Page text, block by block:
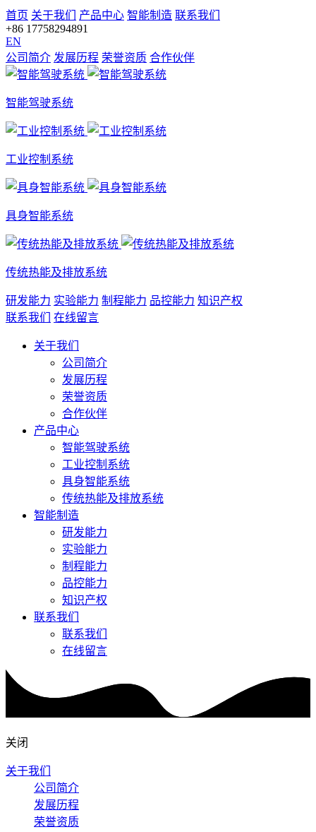
首页 关于我们 产品中心 智能制造 联系我们
+86 17758294891
EN
公司简介 发展历程 荣誉资质 合作伙伴
智能驾驶系统
工业控制系统
具身智能系统
传统热能及排放系统
研发能力 实验能力 制程能力 品控能力 知识产权
联系我们
在线留言
关于我们
公司简介
发展历程
荣誉资质
合作伙伴
产品中心
智能驾驶系统
工业控制系统
具身智能系统
传统热能及排放系统
智能制造
研发能力
实验能力
制程能力
品控能力
知识产权
联系我们
联系我们
在线留言
关闭
关于我们
公司简介
发展历程
荣誉资质